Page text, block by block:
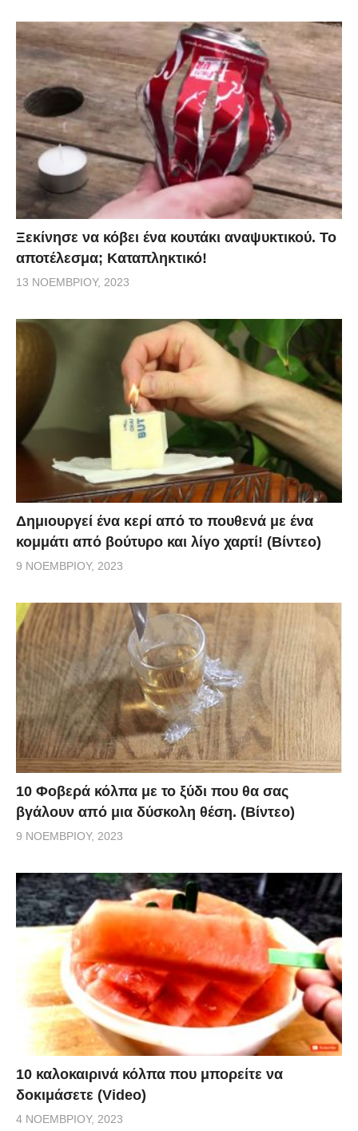
Ξεκίνησε να κόβει ένα κουτάκι αναψυκτικού. Το
αποτέλεσμα; Καταπληκτικό!
13 ΝΟΕΜΒΡΊΟΥ, 2023
Δημιουργεί ένα κερί από το πουθενά με ένα
κομμάτι από βούτυρο και λίγο χαρτί! (Βίντεο)
9 ΝΟΕΜΒΡΊΟΥ, 2023
10 Φοβερά κόλπα με το ξύδι που θα σας
βγάλουν από μια δύσκολη θέση. (Βίντεο)
9 ΝΟΕΜΒΡΊΟΥ, 2023
10 καλοκαιρινά κόλπα που μπορείτε να
δοκιμάσετε (Video)
4 ΝΟΕΜΒΡΊΟΥ, 2023